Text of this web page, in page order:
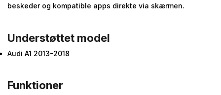
beskeder og kompatible apps direkte via skærmen.
Understøttet model
Audi A1 2013-2018
Funktioner